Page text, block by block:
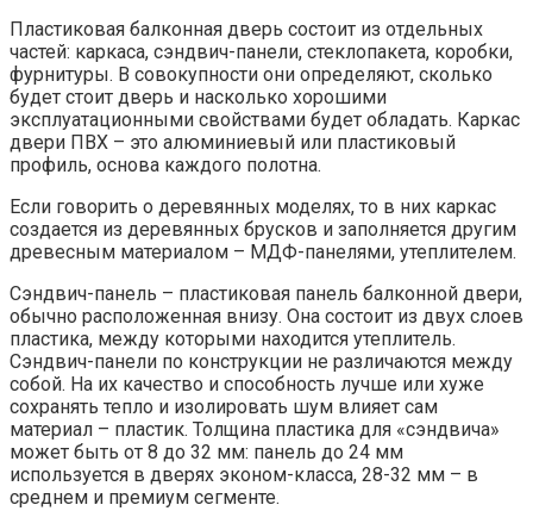
Пластиковая балконная дверь состоит из отдельных
частей: каркаса, сэндвич-панели, стеклопакета, коробки,
фурнитуры. В совокупности они определяют, сколько
будет стоит дверь и насколько хорошими
эксплуатационными свойствами будет обладать. Каркас
двери ПВХ – это алюминиевый или пластиковый
профиль, основа каждого полотна.
Если говорить о деревянных моделях, то в них каркас
создается из деревянных брусков и заполняется другим
древесным материалом – МДФ-панелями, утеплителем.
Сэндвич-панель – пластиковая панель балконной двери,
обычно расположенная внизу. Она состоит из двух слоев
пластика, между которыми находится утеплитель.
Сэндвич-панели по конструкции не различаются между
собой. На их качество и способность лучше или хуже
сохранять тепло и изолировать шум влияет сам
материал – пластик. Толщина пластика для «сэндвича»
может быть от 8 до 32 мм: панель до 24 мм
используется в дверях эконом-класса, 28-32 мм – в
среднем и премиум сегменте.